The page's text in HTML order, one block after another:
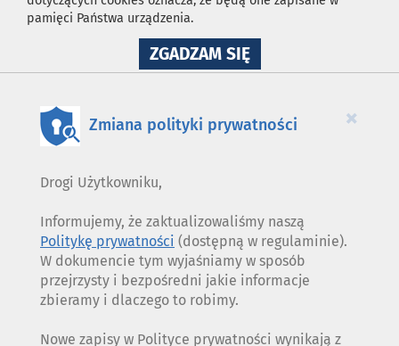
pamięci Państwa urządzenia.
ZGADZAM SIĘNA
WYKORZYSTANIE
×
Zmiana polityki prywatności
Drogi Użytkowniku,
Informujemy, że zaktualizowaliśmy naszą
Politykę prywatności (dostępną w regulaminie).
W dokumencie tym wyjaśniamy w sposób
przejrzysty i bezpośredni jakie informacje
zbieramy i dlaczego to robimy.
Nowe zapisy w Polityce prywatności wynikają z